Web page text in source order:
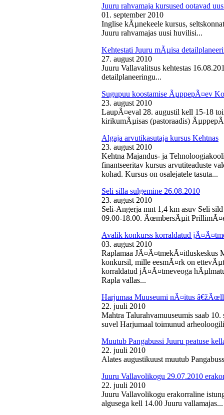
Juuru rahvamaja kursused ootavad
01. september 2010
Inglise kÃµnekeele kursus,
Juuru rahvamajas uusi huvilisi...
Kehtestati Juuru mÃµisa
27. august 2010
Juuru Vallavalitsus kehtestas
detailplaneeringu...
Sugupuu koostamise ÃµppepÃ¤ev
23. august 2010
LaupÃ¤eval 28. augustil kell 15-18
kirikumÃµisas (pastoraadis)
Algaja arvutikasutaja kursus Kehtnas
23. august 2010
Kehtna Majandus- ja
finantseeritav kursus arvutiteaduste
kohad. Kursus on osalejatele tasuta...
Seli silla sulgemine 26.08.2010
23. august 2010
Seli-Angerja mnt 1,4 km asuv Seli
09.00-18.00. ÃœmbersÃµit
Avalik konkurss korraldatud
03. august 2010
Raplamaa JÃ¤Ã¤tmekÃ¤itluskeskus
konkursil, mille eesmÃ¤rk on
korraldatud jÃ¤Ã¤tmeveoga
Rapla vallas...
Harjumaa Muuseumi nÃ¤itus
22. juuli 2010
Mahtra Talurahvamuuseumis saab
suvel Harjumaal toimunud
Muutub Pangabussi Juuru peatuse
22. juuli 2010
Alates augustikuust muutub
Juuru Vallavolikogu 29.07.2010
22. juuli 2010
Juuru Vallavolikogu erakorraline
algusega kell 14.00 Juuru vallamajas...